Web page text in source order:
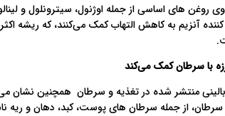
روغن های اساسی از جمله اوژنول، سیترونلول و
آنزیم به کاهش التهاب کمک می‌کنند، که ریشه
منتشر شده در تغذیه و سرطان همچنین نشان
سرطان، از جمله سرطان های پوست، کبد، دهان و ریه